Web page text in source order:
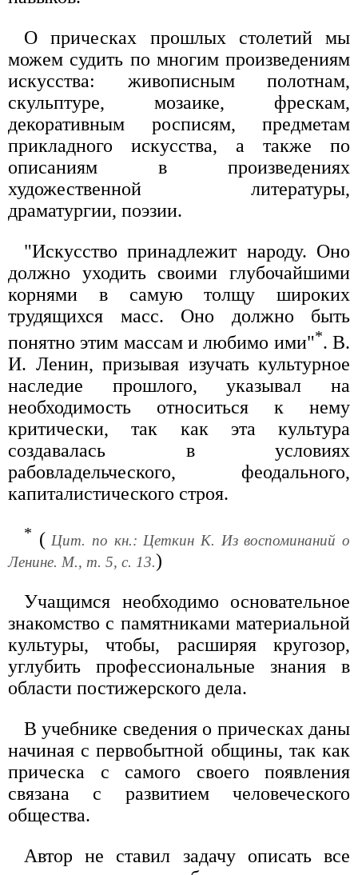
О прическах прошлых столетий мы
можем судить по многим произведениям
искусства: живописным полотнам,
скульптуре, мозаике, фрескам,
декоративным росписям, предметам
прикладного искусства, а также по
описаниям в произведениях
художественной литературы,
драматургии, поэзии.
"Искусство принадлежит народу. Оно
должно уходить своими глубочайшими
корнями в самую толщу широких
трудящихся масс. Оно должно быть
понятно этим массам и любимо ими"*. В.
И. Ленин, призывая изучать культурное
наследие прошлого, указывал на
необходимость относиться к нему
критически, так как эта культура
создавалась в условиях
рабовладельческого, феодального,
капиталистического строя.
* ( Цит. по кн.: Цеткин К. Из воспоминаний о
Ленине. М., т. 5, с. 13.)
Учащимся необходимо основательное
знакомство с памятниками материальной
культуры, чтобы, расширяя кругозор,
углубить профессиональные знания в
области постижерского дела.
В учебнике сведения о прическах даны
начиная с первобытной общины, так как
прическа с самого своего появления
связана с развитием человеческого
общества.
Автор не ставил задачу описать все